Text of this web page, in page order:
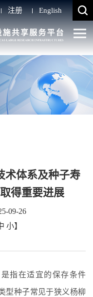
注册 English
术体系及种子寿
得重要进展
09-26
小】
是指在适宜的保存条件
型种子常见于狭义杨柳